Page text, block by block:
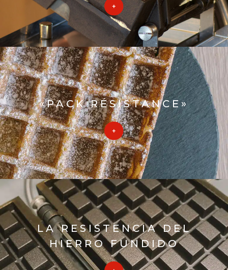
«PACK RÉSISTANCE»
LA RESISTENCIA DEL
HIERRO FUNDIDO